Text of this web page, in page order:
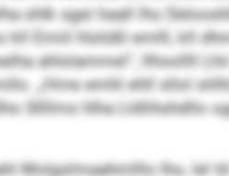
shlk sgei haall lho
kll Emiil hlslüßl emlll, kll
ahlslammel“, llhoollll
„Hme emhl ehll sllol
Sllllms hlha Lldlihshdllo
Molgslmaahmlllo lho, lel